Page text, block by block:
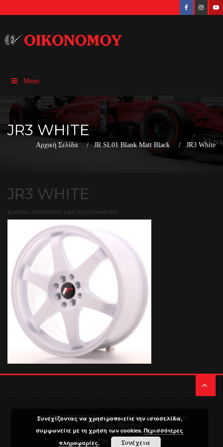
Menu
JR3 WHITE
Αρχική Σελίδα JR SL01 Blank Matt Black JR3 White
JR3 WHITE
ELASTIKA_OIKONOMOU | 06.11.20| | 0 COMMENTS
© ΟΙΚΟΝΟΜΟΥ Ελαστικά – Ζάντες – Αναρτήσεις
All Rights Reserved
Powered by Media Planners
Συνεχίζοντας να χρησιμοποιείτε την ιστοσελίδα,
συμφωνείτε με τη χρήση των cookies.Περισσότερες
πληροφορίες.
Συνέχεια